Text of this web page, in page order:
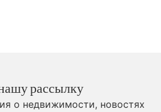
рассылку
о недвижимости, новостях